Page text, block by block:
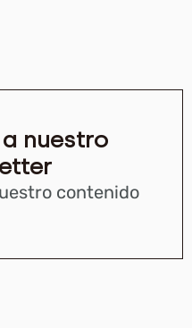
nuestro
contenido